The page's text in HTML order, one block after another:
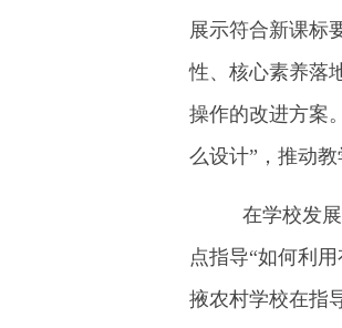
展示符合新课标
性、核心素养落
操作的改进方案
么设计”，推动
在学校发展
点指导“如何利
掖农村学校在指